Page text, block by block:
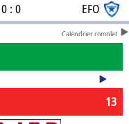
0 : 0 EFO
Calendrier complet
13